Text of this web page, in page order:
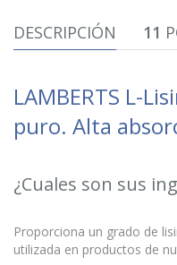
DESCRIPCIÓN 11
LAMBERTS L-
puro. Alta
¿Cuales son sus
Proporciona un grado de
utilizada en productos de